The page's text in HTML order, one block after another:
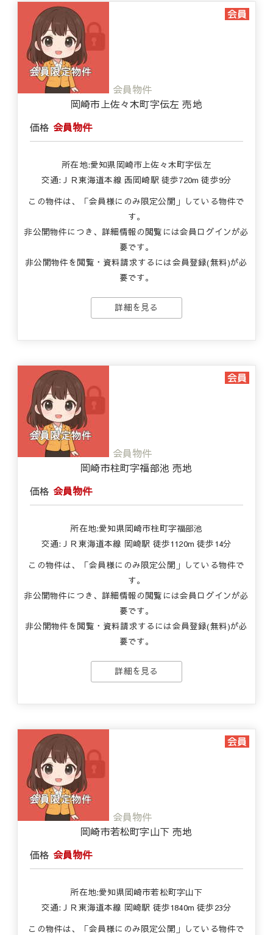
会員物件
岡崎市上佐々木町字伝左 売地
価格 会員物件
所在地:愛知県岡崎市上佐々木町字伝左
交通:ＪＲ東海道本線 西岡崎駅 徒歩720m 徒歩9分
この物件は、「会員様にのみ限定公開」している物件で
す。
非公開物件につき、詳細情報の閲覧には会員ログインが必
要です。
非公開物件を閲覧・資料請求するには会員登録(無料)が必
要です。
詳細を見る
会員物件
岡崎市柱町字福部池 売地
価格 会員物件
所在地:愛知県岡崎市柱町字福部池
交通:ＪＲ東海道本線 岡崎駅 徒歩1120m 徒歩14分
この物件は、「会員様にのみ限定公開」している物件で
す。
非公開物件につき、詳細情報の閲覧には会員ログインが必
要です。
非公開物件を閲覧・資料請求するには会員登録(無料)が必
要です。
詳細を見る
会員物件
岡崎市若松町字山下 売地
価格 会員物件
所在地:愛知県岡崎市若松町字山下
交通:ＪＲ東海道本線 岡崎駅 徒歩1840m 徒歩23分
この物件は、「会員様にのみ限定公開」している物件で